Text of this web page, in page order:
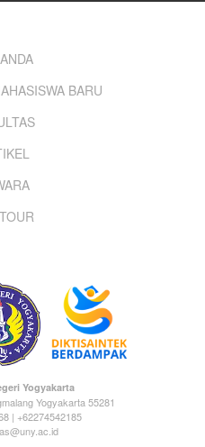
BARU
Yogyakarta
Yogyakarta 55281
| +62274542185